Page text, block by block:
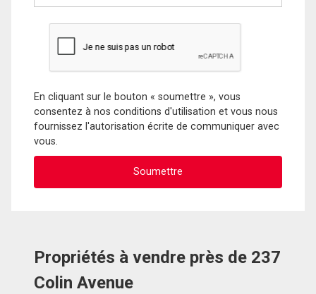
En cliquant sur le bouton « soumettre », vous
consentez à nos conditions d'utilisation et vous nous
fournissez l'autorisation écrite de communiquer avec
vous.
Propriétés à vendre près de 237
Colin Avenue